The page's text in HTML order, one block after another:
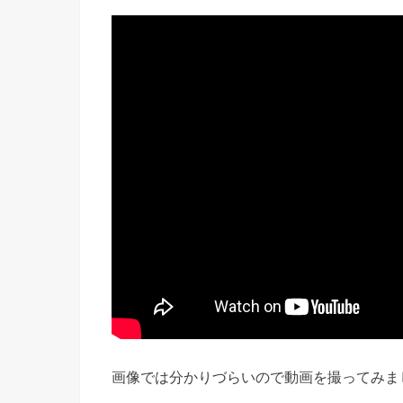
画像では分かりづらいので動画を撮ってみま